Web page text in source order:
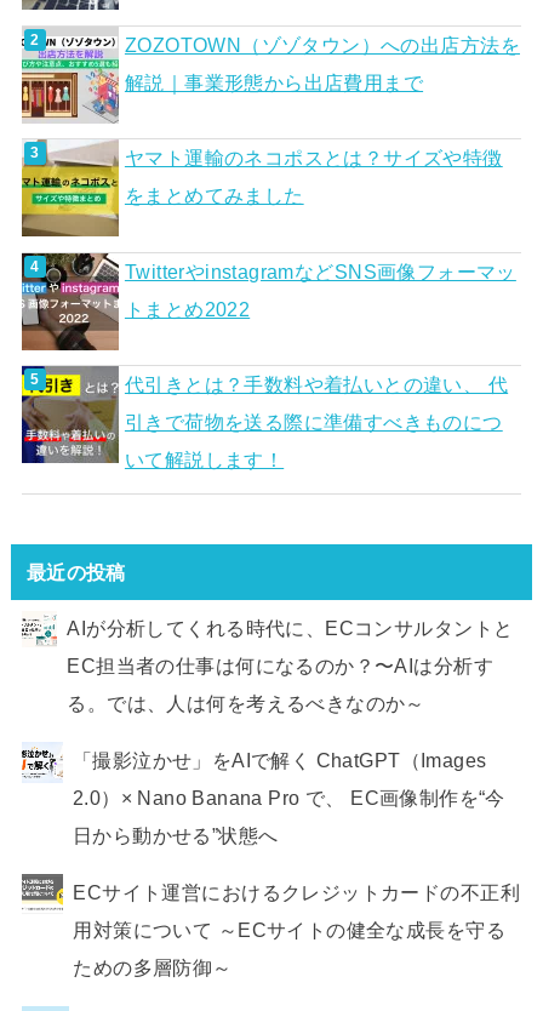
ZOZOTOWN（ゾゾタウン）への出店方法を
解説｜事業形態から出店費用まで
ヤマト運輸のネコポスとは？サイズや特徴
をまとめてみました
TwitterやinstagramなどSNS画像フォーマッ
トまとめ2022
代引きとは？手数料や着払いとの違い、 代
引きで荷物を送る際に準備すべきものにつ
いて解説します！
最近の投稿
AIが分析してくれる時代に、ECコンサルタントと
EC担当者の仕事は何になるのか？〜AIは分析す
る。では、人は何を考えるべきなのか～
「撮影泣かせ」をAIで解く ChatGPT（Images
2.0）× Nano Banana Pro で、 EC画像制作を“今
日から動かせる”状態へ
ECサイト運営におけるクレジットカードの不正利
用対策について ～ECサイトの健全な成長を守る
ための多層防御～